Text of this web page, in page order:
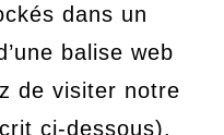
dans un
balise web
de visiter notre
ci-dessous).